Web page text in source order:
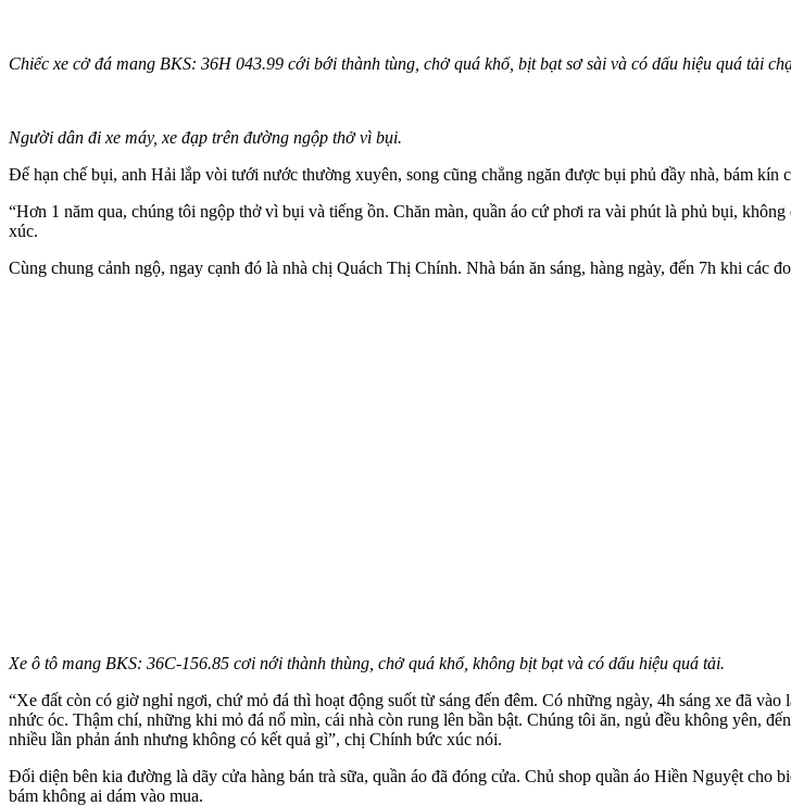
Chiếc xe cở đá mang BKS: 36H 043.99 cới bới thành tùng, chở quá khổ, bịt bạt sơ sài và có dấu hiệu quá tải
Người dân đi xe máy, xe đạp trên đường ngộp thở vì bụi.
Để hạn chế bụi, anh Hải lắp vòi tưới nước thường xuyên, song cũng chẳng ngăn được bụi phủ đầy nhà, bám kín
“Hơn 1 năm qua, chúng tôi ngộp thở vì bụi và tiếng ồn. Chăn màn, quần áo cứ phơi ra vài phút là phủ bụi,
xúc.
Cùng chung cảnh ngộ, ngay cạnh đó là nhà chị Quách Thị Chính. Nhà bán ăn sáng, hàng ngày, đến 7h khi các
Xe ô tô mang BKS: 36C-156.85 cơi nới thành thùng, chở quá khổ, không bịt bạt và có dấu hiệu quá tải.
“Xe đất còn có giờ nghỉ ngơi, chứ mỏ đá thì hoạt động suốt từ sáng đến đêm. Có những ngày, 4h sáng xe đã
nhức óc. Thậm chí, những khi mỏ đá nổ mìn, cái nhà còn rung lên bần bật. Chúng tôi ăn, ngủ đều không yên,
nhiều lần phản ánh nhưng không có kết quả gì”, chị Chính bức xúc nói.
Đối diện bên kia đường là dãy cửa hàng bán trà sữa, quần áo đã đóng cửa. Chủ shop quần áo Hiền Nguyệt
bám không ai dám vào mua.